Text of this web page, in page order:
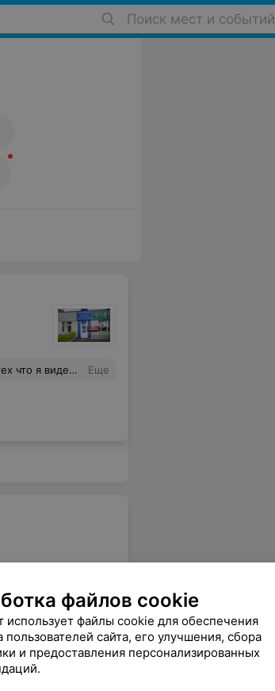
Поиск мест и событий
по очень хорошей цене❤️ Еще
квитанции всё оплатил и вернули залог. Еще
файлов cookie
использует файлы cookie для обеспечения
пользователей сайта, его улучшения, сбора
и предоставления персонализированных